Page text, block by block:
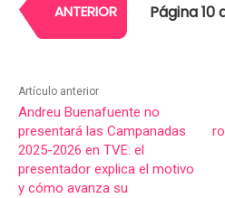
ANTERIOR Página 10
Artículo anterior
Andreu Buenafuente no
presentará las Campanadas
2025-2026 en TVE: el
presentador explica el motivo
y cómo avanza su